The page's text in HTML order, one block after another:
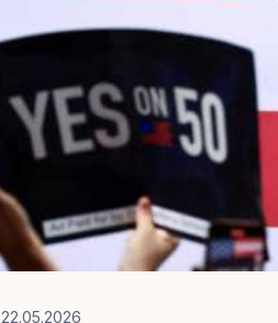
22.05.2026